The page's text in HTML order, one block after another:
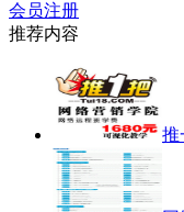
会员注册
推荐内容
推